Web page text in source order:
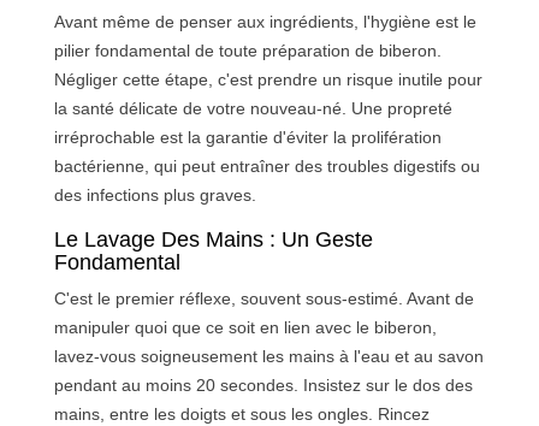
Avant même de penser aux ingrédients, l'hygiène est le
pilier fondamental de toute préparation de biberon.
Négliger cette étape, c'est prendre un risque inutile pour
la santé délicate de votre nouveau-né. Une propreté
irréprochable est la garantie d'éviter la prolifération
bactérienne, qui peut entraîner des troubles digestifs ou
des infections plus graves.
Le Lavage Des Mains : Un Geste
Fondamental
C'est le premier réflexe, souvent sous-estimé. Avant de
manipuler quoi que ce soit en lien avec le biberon,
lavez-vous soigneusement les mains à l'eau et au savon
pendant au moins 20 secondes. Insistez sur le dos des
mains, entre les doigts et sous les ongles. Rincez